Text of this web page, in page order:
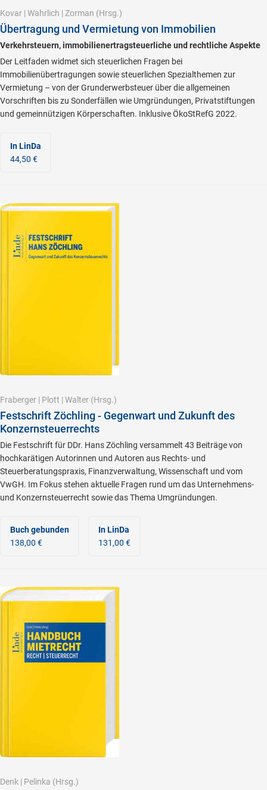
Kovar | Wahrlich | Zorman (Hrsg.)
Übertragung und Vermietung von Immobilien
Verkehrsteuern, immobilienertragsteuerliche und rechtliche Aspekte
Der Leitfaden widmet sich steuerlichen Fragen bei
Immobilienübertragungen sowie steuerlichen Spezialthemen zur
Vermietung – von der Grunderwerbsteuer über die allgemeinen
Vorschriften bis zu Sonderfällen wie Umgründungen, Privatstiftungen
und gemeinnützigen Körperschaften. Inklusive ÖkoStRefG 2022.
In LinDa
44,50 €
Fraberger | Plott | Walter (Hrsg.)
Festschrift Zöchling - Gegenwart und Zukunft des
Konzernsteuerrechts
Die Festschrift für DDr. Hans Zöchling versammelt 43 Beiträge von
hochkarätigen Autorinnen und Autoren aus Rechts- und
Steuerberatungspraxis, Finanzverwaltung, Wissenschaft und vom
VwGH. Im Fokus stehen aktuelle Fragen rund um das Unternehmens-
und Konzernsteuerrecht sowie das Thema Umgründungen.
Buch gebunden
138,00 €
In LinDa
131,00 €
Denk | Pelinka (Hrsg.)